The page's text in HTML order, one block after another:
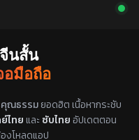
นสั้น
อมือถือ
ซับไทย
คุณธรรมยอดฮิต เนื้อหากระชับ
ไทยและ ซับไทยอัปเดตตอน
งโหลดแอป